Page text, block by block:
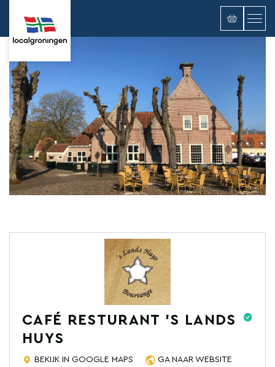
CAFÉ RESTURANT 'S LANDS
HUYS
BEKIJK IN GOOGLE MAPS GA NAAR WEBSITE